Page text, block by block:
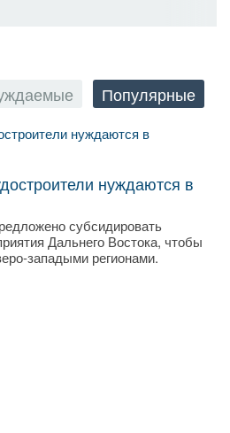
Популярные
нуждаются в
субсидировать
Дальнего Востока, чтобы
западыми регионами.